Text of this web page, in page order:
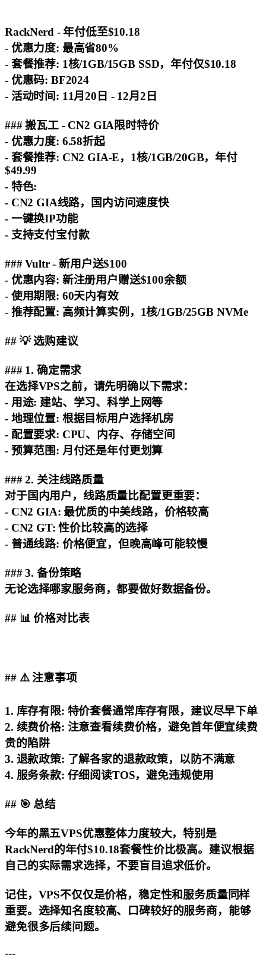
RackNerd - 年付低至$10.18
- 优惠力度: 最高省80%
- 套餐推荐: 1核/1GB/15GB SSD，年付仅$10.18
- 优惠码: BF2024
- 活动时间: 11月20日 - 12月2日
### 搬瓦工 - CN2 GIA限时特价
- 优惠力度: 6.58折起
- 套餐推荐: CN2 GIA-E，1核/1GB/20GB，年付
$49.99
- 特色:
- CN2 GIA线路，国内访问速度快
- 一键换IP功能
- 支持支付宝付款
### Vultr - 新用户送$100
- 优惠内容: 新注册用户赠送$100余额
- 使用期限: 60天内有效
- 推荐配置: 高频计算实例，1核/1GB/25GB NVMe
## 💡 选购建议
### 1. 确定需求
在选择VPS之前，请先明确以下需求：
- 用途: 建站、学习、科学上网等
- 地理位置: 根据目标用户选择机房
- 配置要求: CPU、内存、存储空间
- 预算范围: 月付还是年付更划算
### 2. 关注线路质量
对于国内用户，线路质量比配置更重要：
- CN2 GIA: 最优质的中美线路，价格较高
- CN2 GT: 性价比较高的选择
- 普通线路: 价格便宜，但晚高峰可能较慢
### 3. 备份策略
无论选择哪家服务商，都要做好数据备份。
## 📊 价格对比表
## ⚠️ 注意事项
1. 库存有限: 特价套餐通常库存有限，建议尽早下单
2. 续费价格: 注意查看续费价格，避免首年便宜续费
贵的陷阱
3. 退款政策: 了解各家的退款政策，以防不满意
4. 服务条款: 仔细阅读TOS，避免违规使用
## 🎯 总结
今年的黑五VPS优惠整体力度较大，特别是
RackNerd的年付$10.18套餐性价比极高。建议根据
自己的实际需求选择，不要盲目追求低价。
记住，VPS不仅仅是价格，稳定性和服务质量同样
重要。选择知名度较高、口碑较好的服务商，能够
避免很多后续问题。
---